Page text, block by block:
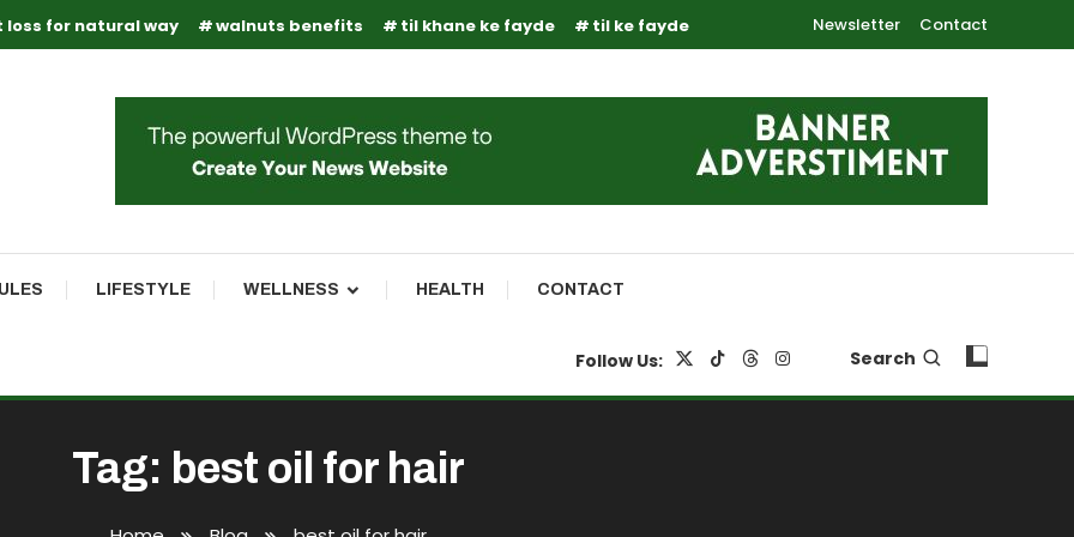
loss for natural way walnuts benefits til khane ke fayde til ke fayde Newsletter Contact
LIFESTYLE WELLNESS HEALTH CONTACT
Follow Us: Search
Tag: best oil for hair